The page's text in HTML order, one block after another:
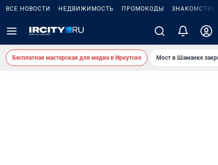
ВСЕ НОВОСТИ НЕДВИЖИМОСТЬ ПРОМОКОДЫ ЗНАКОМСТВА
Бесплатная мастерская для медиа в Иркутске Мост в Шаманке